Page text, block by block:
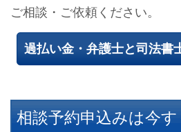
ご相談・ご依頼ください。
過払い金・弁護士と司法書
相談予約申込みは今す